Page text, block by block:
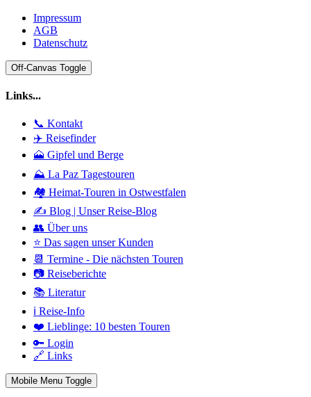
Impressum
AGB
Datenschutz
Off-Canvas Toggle
Links...
📞 Kontakt
✈️ Reisefinder
🗻 Gipfel und Berge
⛰️ La Paz Tagestouren
🏘️ Heimat-Touren in Ostwestfalen
✍️ Blog | Unser Reise-Blog
👥 Über uns
⭐ Das sagen unser Kunden
📆 Termine - Die nächsten Touren
📷 Reiseberichte
📚 Literatur
ℹ️ Reise-Info
❤️ Lieblinge: 10 besten Touren
🔑 Login
🔗 Links
Mobile Menu Toggle